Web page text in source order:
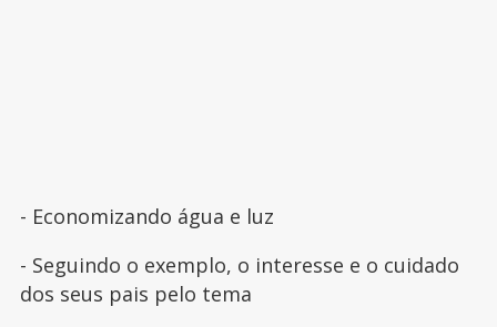
- Economizando água e luz
- Seguindo o exemplo, o interesse e o cuidado
dos seus pais pelo tema